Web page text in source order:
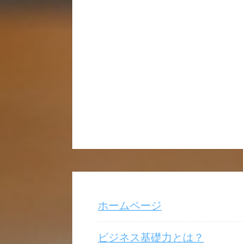
ホームページ
ビジネス基礎力とは？